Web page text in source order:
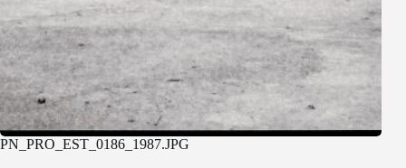
PN_PRO_EST_0186_1987.JPG